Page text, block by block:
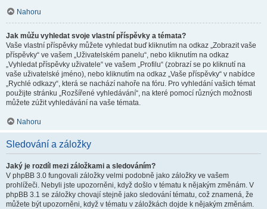
Nahoru
Jak můžu vyhledat svoje vlastní příspěvky a témata?
Vaše vlastní příspěvky můžete vyhledat buď kliknutím na odkaz „Zobrazit vaše
příspěvky“ ve vašem „Uživatelském panelu“, nebo kliknutím na odkaz
„Vyhledat příspěvky uživatele“ ve vašem „Profilu“ (zobrazí se po kliknutí na
vaše uživatelské jméno), nebo kliknutím na odkaz „Vaše příspěvky“ v nabídce
„Rychlé odkazy“, která se nachází nahoře na fóru. Pro vyhledání vašich témat
použijte stránku „Rozšířené vyhledávání“, na které pomocí různých možnosti
můžete zúžit vyhledávání na vaše témata.
Nahoru
Sledování a záložky
Jaký je rozdíl mezi záložkami a sledováním?
V phpBB 3.0 fungovali záložky velmi podobně jako záložky ve vašem
prohlížeči. Nebyli jste upozorněni, když došlo v tématu k nějakým změnám. V
phpBB 3.1 se záložky chovají stejně jako sledování tématu, což znamená, že
můžete být upozorněni, když v tématu v záložkách dojde k nějakým změnám.